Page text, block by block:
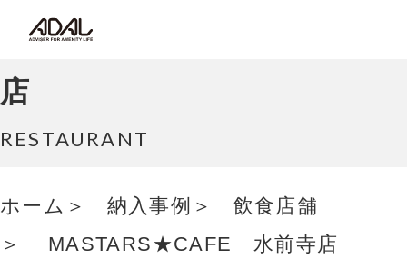
コラム
サポート情報
はたらく家具（広報誌）
最新情報/ニュース
採用情報
MASTARS★CAFE 水前寺
店
RESTAURANT
ホーム 納入事例
飲食店舗
MASTARS★CAFE 水前寺店